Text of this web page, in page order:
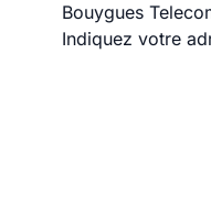
Bouygues
Indiquez votre